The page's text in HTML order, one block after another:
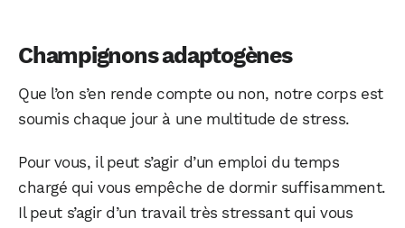
Champignons adaptogènes
Que l’on s’en rende compte ou non, notre corps est
soumis chaque jour à une multitude de stress.
Pour vous, il peut s’agir d’un emploi du temps
chargé qui vous empêche de dormir suffisamment.
Il peut s’agir d’un travail très stressant qui vous